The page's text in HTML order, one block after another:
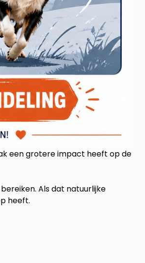
een grotere impact heeft op de
Als dat natuurlijke
heeft.